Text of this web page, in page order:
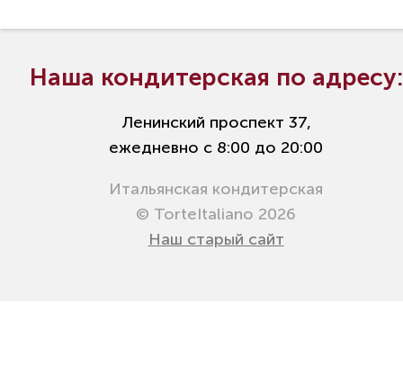
Наша кондитерская по адресу:
Ленинский проспект 37,
ежедневно с 8:00 до 20:00
Итальянская кондитерская
© TorteItaliano 2026
Наш старый сайт